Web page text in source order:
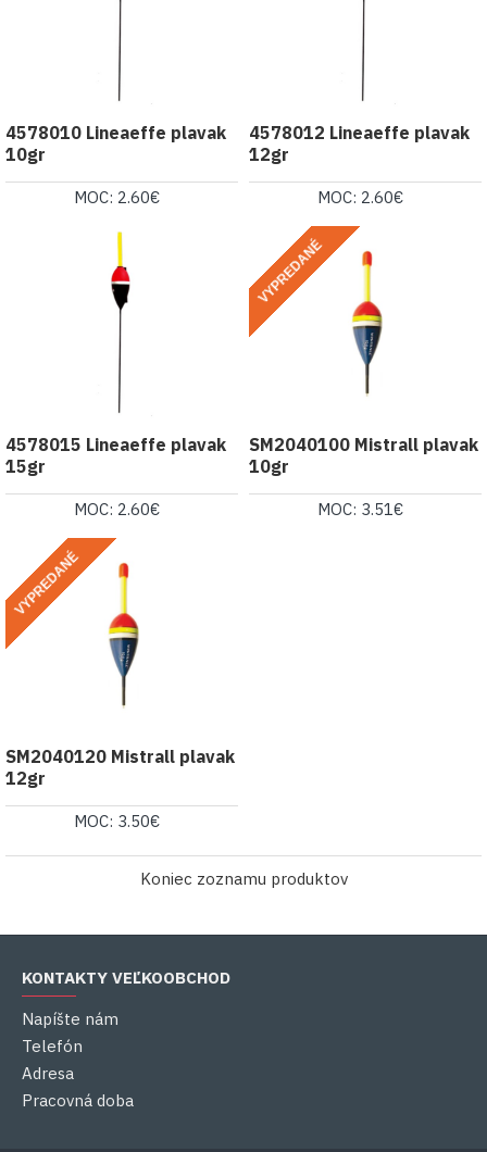
4578010 Lineaeffe plavak
10gr
MOC: 2.60€
4578012 Lineaeffe plavak
12gr
MOC: 2.60€
4578015 Lineaeffe plavak
15gr
MOC: 2.60€
VYPREDANÉ
SM2040100 Mistrall plavak
10gr
MOC: 3.51€
VYPREDANÉ
SM2040120 Mistrall plavak
12gr
MOC: 3.50€
Koniec zoznamu produktov
KONTAKTY VEĽKOOBCHOD
Napíšte nám
Telefón
Adresa
Pracovná doba